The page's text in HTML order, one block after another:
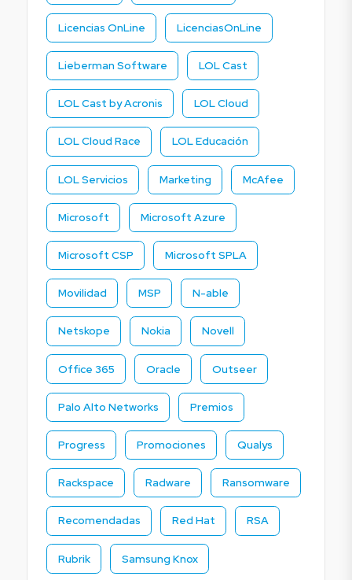
Licencias OnLine LicenciasOnLine
Lieberman Software LOL Cast
LOL Cast by Acronis LOL Cloud
LOL Cloud Race LOL Educación
LOL Servicios Marketing McAfee
Microsoft Microsoft Azure
Microsoft CSP Microsoft SPLA
Movilidad MSP N-able
Netskope Nokia Novell
Office 365 Oracle Outseer
Palo Alto Networks Premios
Progress Promociones Qualys
Rackspace Radware Ransomware
Recomendadas Red Hat RSA
Rubrik Samsung Knox